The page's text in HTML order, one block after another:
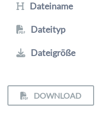
Dateiname
Dateityp
Dateigröße
DOWNLOAD